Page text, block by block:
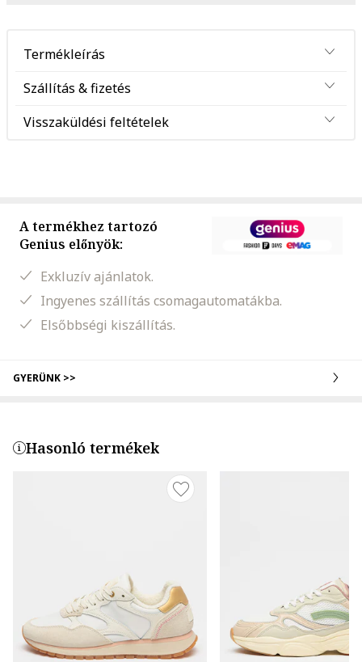
Termékleírás
Szállítás & fizetés
Visszaküldési feltételek
A termékhez tartozó
Genius előnyök:
Exkluzív ajánlatok.
Ingyenes szállítás csomagautomatákba.
Elsőbbségi kiszállítás.
GYERÜNK >>
Hasonló termékek